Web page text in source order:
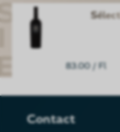
83.00/ Fl
Contact